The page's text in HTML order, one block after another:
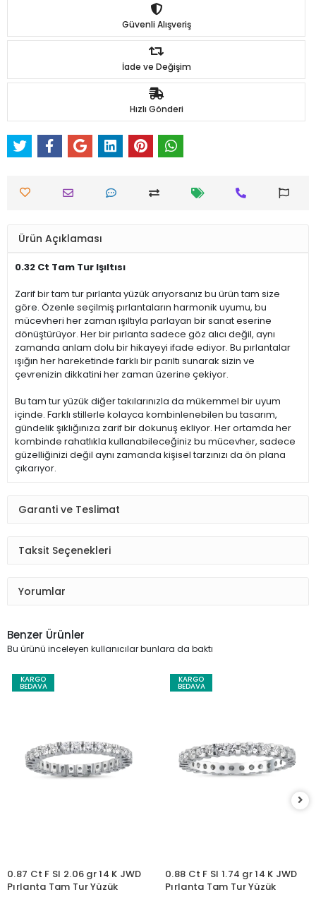
Güvenli Alışveriş
İade ve Değişim
Hızlı Gönderi
Ürün Açıklaması
0.32 Ct Tam Tur Işıltısı
Zarif bir tam tur pırlanta yüzük arıyorsanız bu ürün tam size
göre. Özenle seçilmiş pırlantaların harmonik uyumu, bu
mücevheri her zaman ışıltıyla parlayan bir sanat eserine
dönüştürüyor. Her bir pırlanta sadece göz alıcı değil, aynı
zamanda anlam dolu bir hikayeyi ifade ediyor. Bu pırlantalar
ışığın her hareketinde farklı bir parıltı sunarak sizin ve
çevrenizin dikkatini her zaman üzerine çekiyor.
Bu tam tur yüzük diğer takılarınızla da mükemmel bir uyum
içinde. Farklı stillerle kolayca kombinlenebilen bu tasarım,
gündelik şıklığınıza zarif bir dokunuş ekliyor. Her ortamda her
kombinde rahatlıkla kullanabileceğiniz bu mücevher, sadece
güzelliğinizi değil aynı zamanda kişisel tarzınızı da ön plana
çıkarıyor.
Garanti ve Teslimat
Taksit Seçenekleri
Yorumlar
Benzer Ürünler
Bu ürünü inceleyen kullanıcılar bunlara da baktı
KARGO
BEDAVA
0.87 Ct F SI 2.06 gr 14 K JWD
Pırlanta Tam Tur Yüzük
KARGO
BEDAVA
0.88 Ct F SI 1.74 gr 14 K JWD
Pırlanta Tam Tur Yüzük